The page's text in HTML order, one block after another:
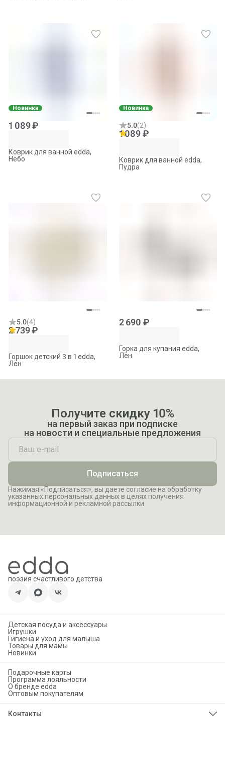
Новинка
1 089 ₽
Коврик для ванной edda,
Небо
Новинка
5.0(2)
1 089 ₽
Коврик для ванной edda,
Пудра
5.0(4)
2 739 ₽
Горшок детский 3 в 1 edda,
Лён
2 690 ₽
Горка для купания edda,
Лён
Получите скидку 10%
на первый заказ при подписке
на новости и специальные предложения
Подписаться
Нажимая «Подписаться», вы даете согласие на обработку
указанных персональных данных в целях получения
информационной и рекламной рассылки
поэзия счастливого детства
Детская посуда и аксессуары
Игрушки
Гигиена и уход для малыша
Товары для мамы
Новинки
Подарочные карты
Программа лояльности
О бренде edda
Оптовым покупателям
Контакты